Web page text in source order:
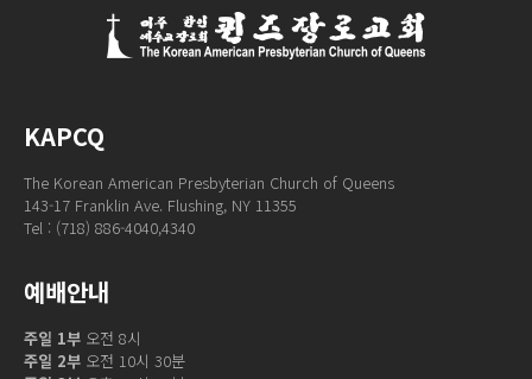
KAPCQ
The Korean American Presbyterian Church of Queens
143-17 Franklin Ave. Flushing, NY 11355
Tel : (718) 886-4040,4340
예배안내
주일 1부 오전 8시
주일 2부 오전 10시 30분